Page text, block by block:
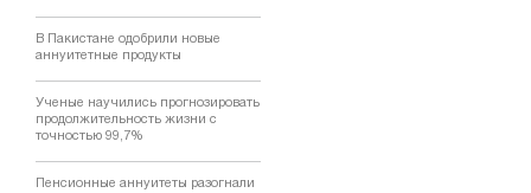
В Пакистане одобрили новые
аннуитетные продукты
Ученые научились прогнозировать
продолжительность жизни с
точностью 99,7%
Пенсионные аннуитеты разогнали